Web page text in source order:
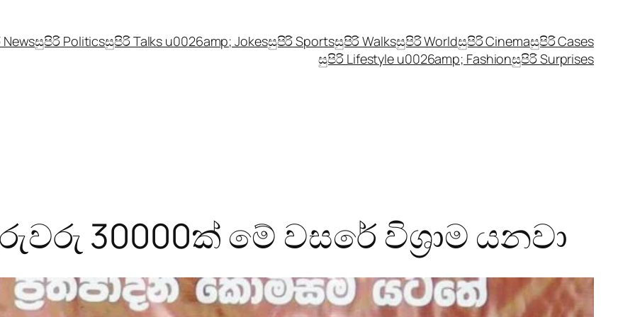
සුපිරි Politicsසුපිරි Talks u0026amp; Jokesසුපිරි Sportsසුපිරි Walksසුපිරි Worldසුපිරි Cinemaසුපිරි Cases
සුපිරි Lifestyle u0026amp; Fashionසුපිරි Surprises
30000ක් මේ වසරේ විශ්‍රාම යනවා